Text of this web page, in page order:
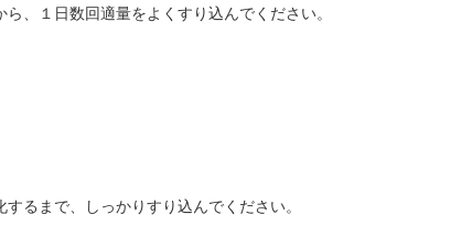
、１日数回適量をよくすり込んでください。
するまで、しっかりすり込んでください。